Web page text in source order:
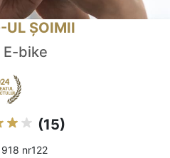
UL ȘOIMII
E-bike
(15)
nr122